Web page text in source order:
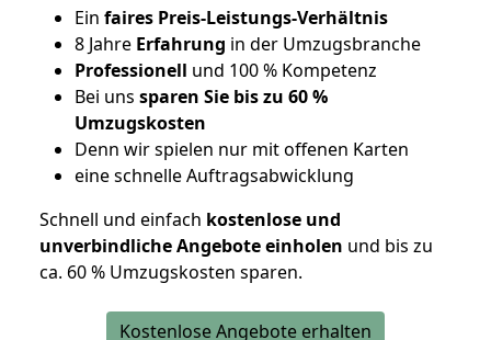
Ein faires Preis-Leistungs-Verhältnis
8 Jahre Erfahrung in der Umzugsbranche
Professionell und 100 % Kompetenz
Bei uns sparen Sie bis zu 60 %
Umzugskosten
Denn wir spielen nur mit offenen Karten
eine schnelle Auftragsabwicklung
Schnell und einfach kostenlose und
unverbindliche Angebote einholen und bis zu
ca. 60 % Umzugskosten sparen.
Kostenlose Angebote erhalten